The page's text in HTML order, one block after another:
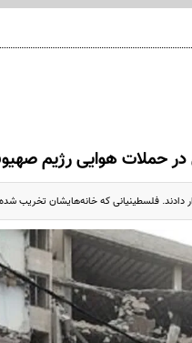
حملات هوایی رژیم
فلسطینیانی که خانه‌هایشان تخریب